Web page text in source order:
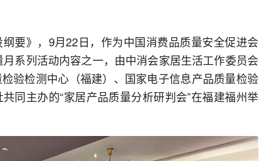
要》，9月22日，作为中国消费品质量安全促进会
月系列活动内容之一，由中消会家居生活工作委员会
验检测中心（福建）、国家电子信息产品质量检验
同主办的“家居产品质量分析研判会”在福建福州举